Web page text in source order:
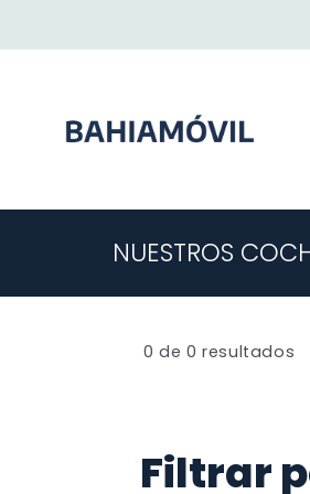
NUESTROS
0 de 0 resultados
Filtrar